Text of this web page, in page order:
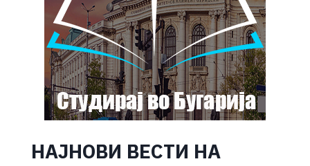
НАЈНОВИ ВЕСТИ НА